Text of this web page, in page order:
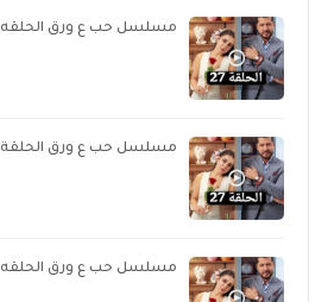
مسلسل حب ع ورق الحلقه 27 كامله
مسلسل حب ع ورق الحلقة 27
مسلسل حب ع ورق الحلقه 24 كامله